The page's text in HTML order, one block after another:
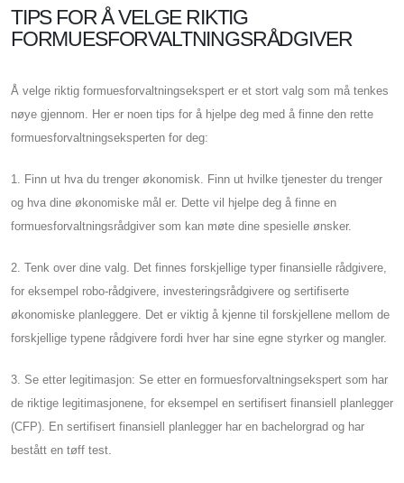
TIPS FOR Å VELGE RIKTIG
FORMUESFORVALTNINGSRÅDGIVER
Å velge riktig formuesforvaltningsekspert er et stort valg som må tenkes
nøye gjennom. Her er noen tips for å hjelpe deg med å finne den rette
formuesforvaltningseksperten for deg:
1. Finn ut hva du trenger økonomisk. Finn ut hvilke tjenester du trenger
og hva dine økonomiske mål er. Dette vil hjelpe deg å finne en
formuesforvaltningsrådgiver som kan møte dine spesielle ønsker.
2. Tenk over dine valg. Det finnes forskjellige typer finansielle rådgivere,
for eksempel robo-rådgivere, investeringsrådgivere og sertifiserte
økonomiske planleggere. Det er viktig å kjenne til forskjellene mellom de
forskjellige typene rådgivere fordi hver har sine egne styrker og mangler.
3. Se etter legitimasjon: Se etter en formuesforvaltningsekspert som har
de riktige legitimasjonene, for eksempel en sertifisert finansiell planlegger
(CFP). En sertifisert finansiell planlegger har en bachelorgrad og har
bestått en tøff test.